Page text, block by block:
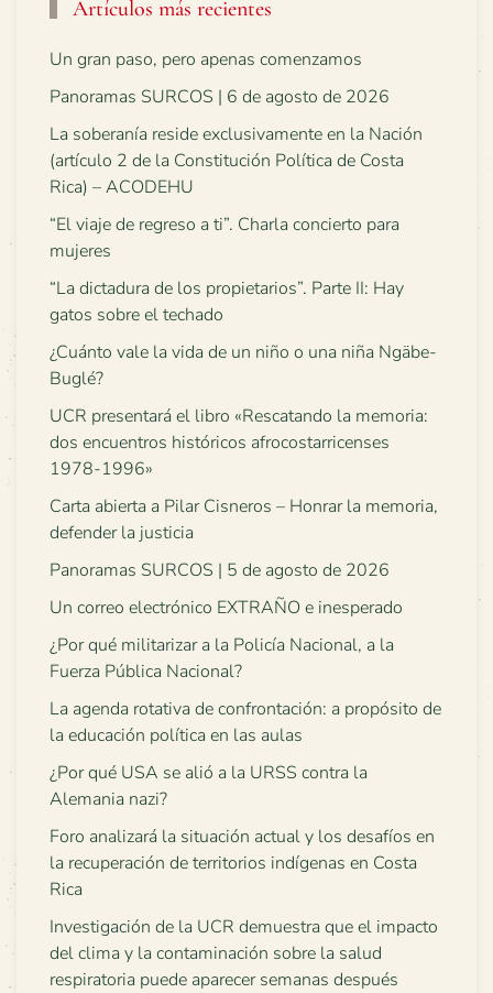
Artículos más recientes
Un gran paso, pero apenas comenzamos
Panoramas SURCOS | 6 de agosto de 2026
La soberanía reside exclusivamente en la Nación
(artículo 2 de la Constitución Política de Costa
Rica) – ACODEHU
“El viaje de regreso a ti”. Charla concierto para
mujeres
“La dictadura de los propietarios”. Parte II: Hay
gatos sobre el techado
¿Cuánto vale la vida de un niño o una niña Ngäbe-
Buglé?
UCR presentará el libro «Rescatando la memoria:
dos encuentros históricos afrocostarricenses
1978-1996»
Carta abierta a Pilar Cisneros – Honrar la memoria,
defender la justicia
Panoramas SURCOS | 5 de agosto de 2026
Un correo electrónico EXTRAÑO e inesperado
¿Por qué militarizar a la Policía Nacional, a la
Fuerza Pública Nacional?
La agenda rotativa de confrontación: a propósito de
la educación política en las aulas
¿Por qué USA se alió a la URSS contra la
Alemania nazi?
Foro analizará la situación actual y los desafíos en
la recuperación de territorios indígenas en Costa
Rica
Investigación de la UCR demuestra que el impacto
del clima y la contaminación sobre la salud
respiratoria puede aparecer semanas después